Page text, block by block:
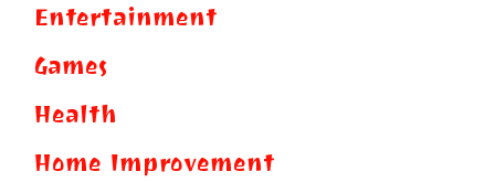
Entertainment
Games
Health
Home Improvement